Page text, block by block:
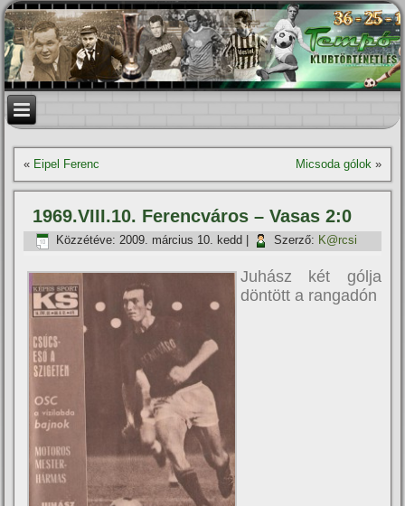
« Eipel Ferenc Micsoda gólok»
1969.VIII.10. Ferencváros – Vasas 2:0
Közzétéve: 2009. március 10. kedd Szerző: K@rcsi
Juhász két gólja
döntött a rangadón